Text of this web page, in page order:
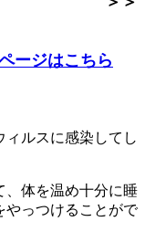
ージはこちら
ルスに感染してし
、体を温め十分に睡
やっつけることがで